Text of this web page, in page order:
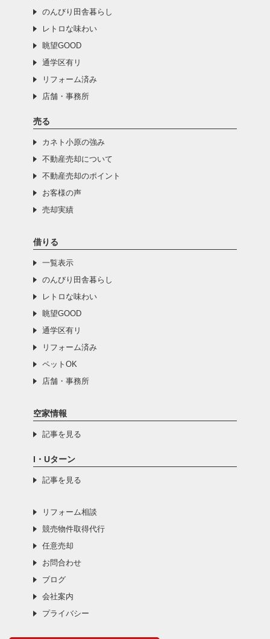
のんびり田舎暮らし
レトロな味わい
眺望GOOD
通学区有リ
リフォーム済み
店舗・事務所
売る
カネト小原の強み
不動産売却について
不動産売却のポイント
お客様の声
売却実績
借りる
一覧表示
のんびり田舎暮らし
レトロな味わい
眺望GOOD
通学区有リ
リフォーム済み
ペットOK
店舗・事務所
空家情報
記事を見る
I・Uターン
記事を見る
リフォーム相談
競売物件取得代行
任意売却
お問合わせ
ブログ
会社案内
プライバシー